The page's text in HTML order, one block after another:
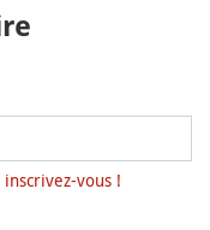
inscrivez-vous !